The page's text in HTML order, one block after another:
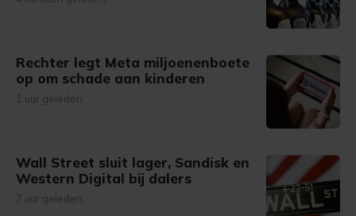
Rechter legt Meta miljoenenboete
op om schade aan kinderen
1 uur geleden
Wall Street sluit lager, Sandisk en
Western Digital bij dalers
7 uur geleden